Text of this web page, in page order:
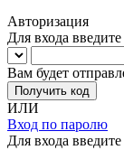
Авторизация
Для входа
Вам будет
Получить код
ИЛИ
Вход по паролю
Для входа